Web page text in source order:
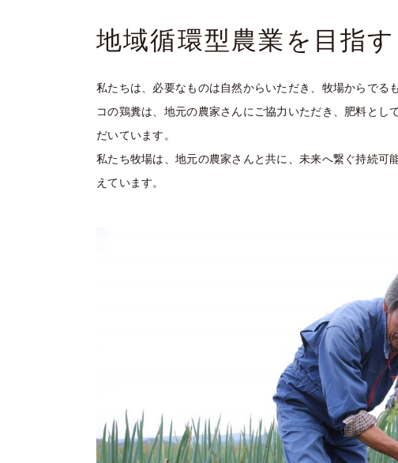
地域循環型農業を目指す
私たちは、必要なものは自然からいただき、牧場からでる
コの鶏糞は、地元の農家さんにご協力いただき、肥料と
だいています。
私たち牧場は、地元の農家さんと共に、未来へ繋ぐ持続
えています。